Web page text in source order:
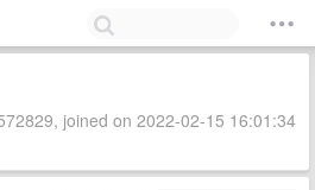
joined on 2022-02-15 16:01:34